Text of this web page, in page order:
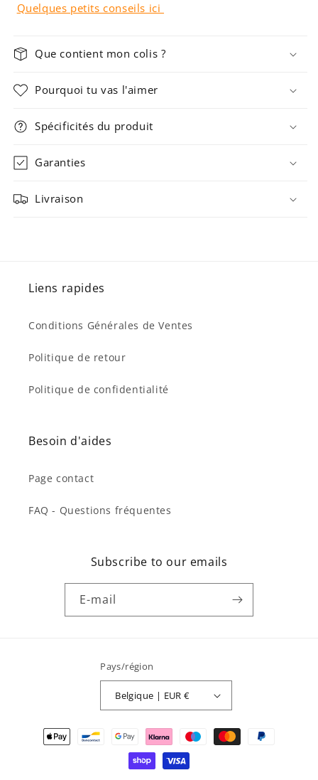
Quelques petits conseils ici
Que contient mon colis ?
Pourquoi tu vas l'aimer
Spécificités du produit
Garanties
Livraison
Liens rapides
Conditions Générales de Ventes
Politique de retour
Politique de confidentialité
Besoin d'aides
Page contact
FAQ - Questions fréquentes
Subscribe to our emails
E-mail
Pays/région
Belgique | EUR €
Moyens